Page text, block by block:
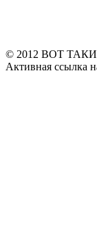
© 2012 ВОТ
Активная ссылка